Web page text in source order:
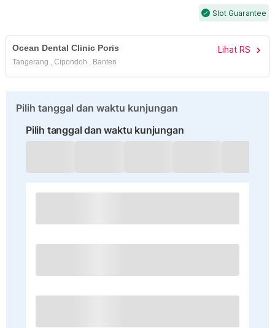
check Slot Guarantee
Ocean Dental Clinic Poris Lihat RS chevron_right
Tangerang , Cipondoh , Banten
Pilih tanggal dan waktu kunjungan
Pilih tanggal dan waktu kunjungan